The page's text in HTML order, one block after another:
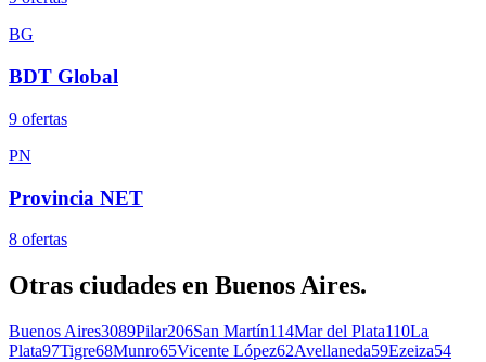
BG
BDT Global
9 ofertas
PN
Provincia NET
8 ofertas
Otras ciudades en Buenos Aires.
Buenos Aires3089Pilar206San Martín114Mar del Plata110La
Plata97Tigre68Munro65Vicente López62Avellaneda59Ezeiza54